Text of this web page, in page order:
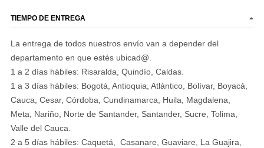
TIEMPO DE ENTREGA
La entrega de todos nuestros envío van a depender del
departamento en que estés ubicad@.
1 a 2 días hábiles: Risaralda, Quindío, Caldas.
1 a 3 días hábiles: Bogotá, Antioquia, Atlántico, Bolívar, Boyacá,
Cauca, Cesar, Córdoba, Cundinamarca, Huila, Magdalena,
Meta, Nariño, Norte de Santander, Santander, Sucre, Tolima,
Valle del Cauca.
2 a 5 días hábiles: Caquetá, Casanare, Guaviare, La Guajira,